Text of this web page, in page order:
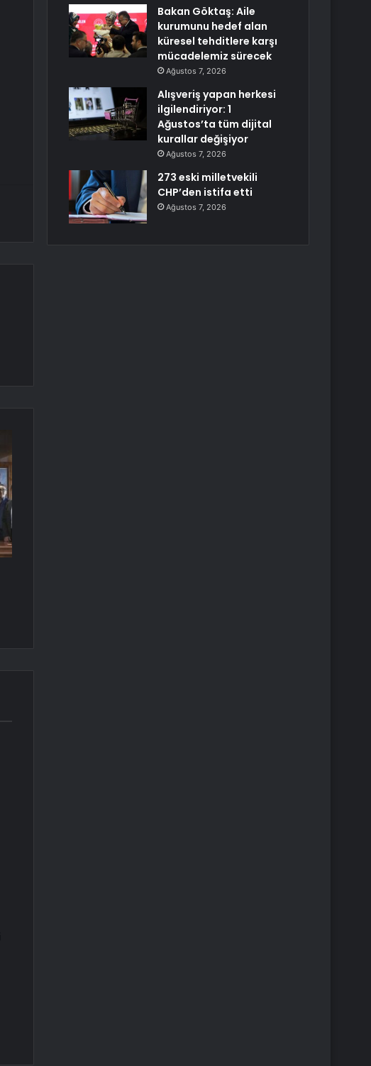
Bakan Göktaş: Aile
kurumunu hedef alan
küresel tehditlere karşı
mücadelemiz sürecek
Ağustos 7, 2026
Alışveriş yapan herkesi
ilgilendiriyor: 1
Ağustos’ta tüm dijital
kurallar değişiyor
Ağustos 7, 2026
273 eski milletvekili
CHP’den istifa etti
Ağustos 7, 2026